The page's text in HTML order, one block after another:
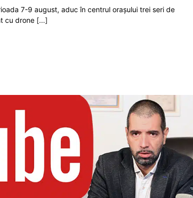
7-9 august, aduc în centrul orașului trei seri de
cu drone [...]